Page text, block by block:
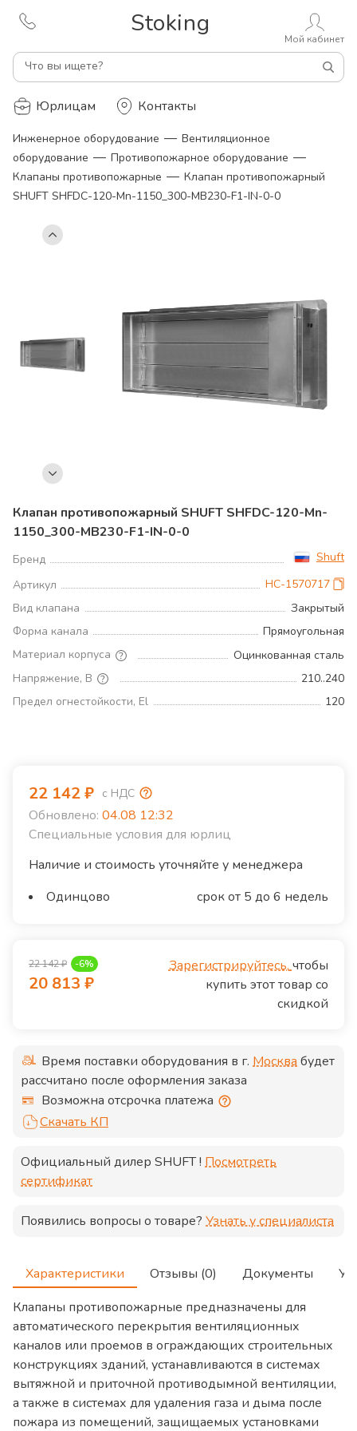
Stoking
Что вы ищете?
Мой кабинет
Юрлицам Контакты
Инженерное оборудование — Вентиляционное
оборудование — Противопожарное оборудование —
Клапаны противопожарные — Клапан противопожарный
SHUFT SHFDC-120-Mn-1150_300-MB230-F1-IN-0-0
Клапан противопожарный SHUFT SHFDC-120-Mn-
1150_300-MB230-F1-IN-0-0
Бренд
Shuft
Артикул
НС-1570717
Вид клапана
Закрытый
Форма канала
Прямоугольная
Материал корпуса
Оцинкованная сталь
Напряжение, В
210..240
Предел огнестойкости, El
120
22 142₽ с НДС
Обновлено: 04.08 12:32
Специальные условия для юрлиц
Наличие и стоимость уточняйте у менеджера
Одинцово
срок от 5 до 6 недель
22 142₽ -6%
20 813 ₽
Зарегистрируйтесь,чтобы
купить этот товар со
скидкой
Время поставки оборудования в г. Москвабудет
рассчитано после оформления заказа
Возможна отсрочка платежа
Скачать КП
Официальный дилер SHUFT! Посмотреть
сертификат
Появились вопросы о товаре? Узнать у специалиста
Характеристики Отзывы (0) Документы
Клапаны противопожарные предназначены для
автоматического перекрытия вентиляционных
каналов или проемов в ограждающих строительных
конструкциях зданий, устанавливаются в системах
вытяжной и приточной противодымной вентиляции,
а также в системах для удаления газа и дыма после
пожара из помещений, защищаемых установками